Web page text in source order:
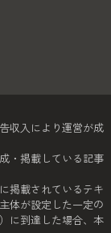
収入により運営が成
・掲載している記事
掲載されているテキ
体が設定した一定の
に到達した場合、本